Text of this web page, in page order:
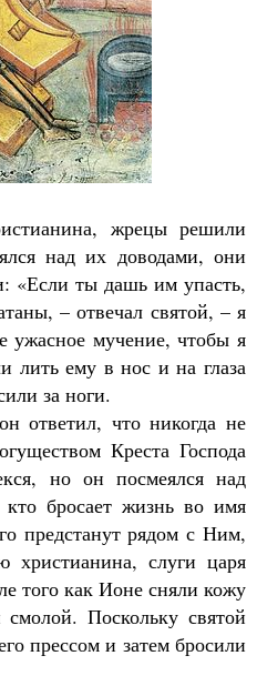
жрецы решили
над их доводами, они
«Если ты дашь им упасть,
– отвечал святой, – я
мучение, чтобы я
лить ему в нос и на глаза
за ноги.
ответил, что никогда не
Креста Господа
но он посмеялся над
бросает жизнь во имя
предстанут рядом с Ним,
христианина, слуги царя
того как Ионе сняли кожу
Поскольку святой
прессом и затем бросили